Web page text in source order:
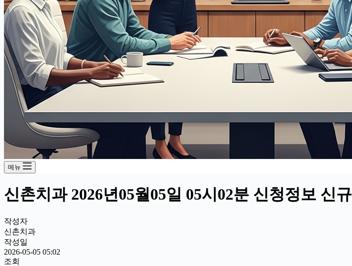
메뉴
신촌치과 2026년05월05일 05시02분 신청정보 신규
작성자
신촌치과
작성일
2026-05-05 05:02
조회